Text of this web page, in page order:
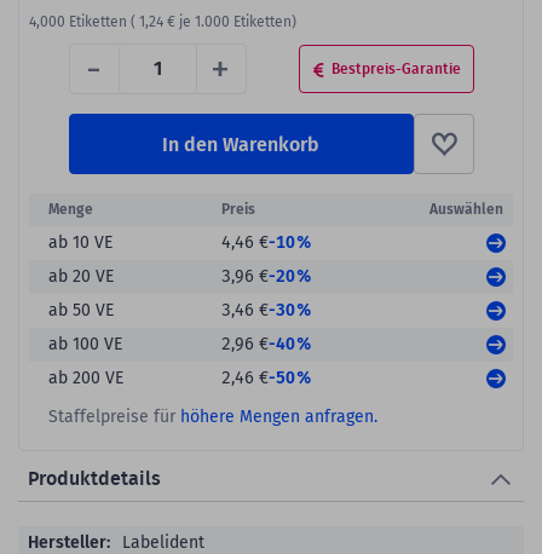
- + Bestpreis-Garantie
4,000 Etiketten ( 1,24 € je 1.000 Etiketten)
In den Warenkorb
Menge Preis Auswählen
ab 10 VE 4,46 €-10%
ab 20 VE
3,96 €-20%
ab 50 VE
3,46 €-30%
ab 100 VE
2,96 €-40%
ab 200 VE
2,46 €-50%
Staffelpreise für höhere Mengen anfragen.
Produktdetails
ProduktdetailsLabelident